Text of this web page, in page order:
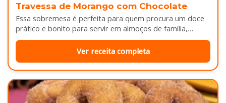
Travessa de Morango com Chocolate
Essa sobremesa é perfeita para quem procura um doce
prático e bonito para servir em almoços de família,
aniversários ou…
Ver receita completa